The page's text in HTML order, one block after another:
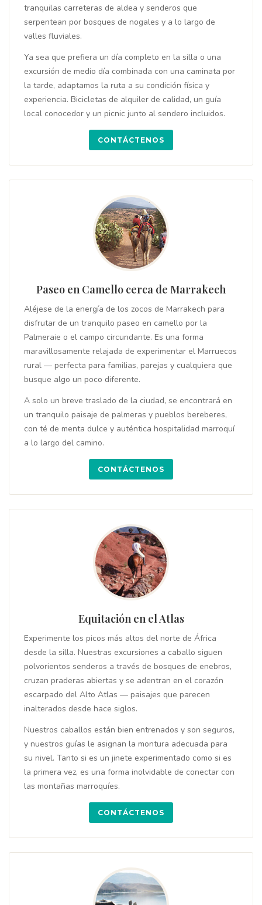
tranquilas carreteras de aldea y senderos que
serpentean por bosques de nogales y a lo largo de
valles fluviales.
Ya sea que prefiera un día completo en la silla o una
excursión de medio día combinada con una caminata por
la tarde, adaptamos la ruta a su condición física y
experiencia. Bicicletas de alquiler de calidad, un guía
local conocedor y un picnic junto al sendero incluidos.
CONTÁCTENOS
Paseo en Camello cerca de Marrakech
Aléjese de la energía de los zocos de Marrakech para
disfrutar de un tranquilo paseo en camello por la
Palmeraie o el campo circundante. Es una forma
maravillosamente relajada de experimentar el Marruecos
rural — perfecta para familias, parejas y cualquiera que
busque algo un poco diferente.
A solo un breve traslado de la ciudad, se encontrará en
un tranquilo paisaje de palmeras y pueblos bereberes,
con té de menta dulce y auténtica hospitalidad marroquí
a lo largo del camino.
CONTÁCTENOS
Equitación en el Atlas
Experimente los picos más altos del norte de África
desde la silla. Nuestras excursiones a caballo siguen
polvorientos senderos a través de bosques de enebros,
cruzan praderas abiertas y se adentran en el corazón
escarpado del Alto Atlas — paisajes que parecen
inalterados desde hace siglos.
Nuestros caballos están bien entrenados y son seguros,
y nuestros guías le asignan la montura adecuada para
su nivel. Tanto si es un jinete experimentado como si es
la primera vez, es una forma inolvidable de conectar con
las montañas marroquíes.
CONTÁCTENOS